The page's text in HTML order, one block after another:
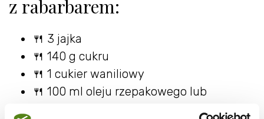
z rabarbarem:
🍴 3 jajka
🍴 140 g cukru
🍴 1 cukier waniliowy
🍴 100 ml oleju rzepakowego lub